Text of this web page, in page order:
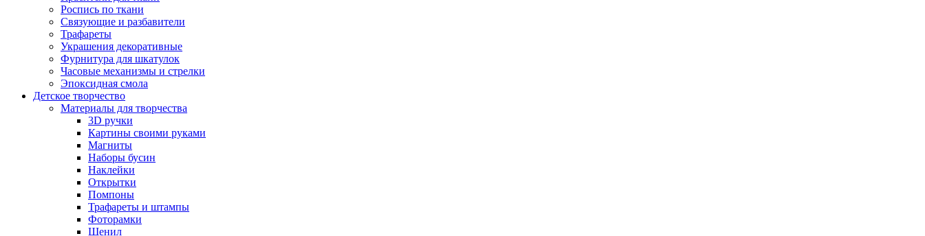
Роспись по ткани
Связующие и разбавители
Трафареты
Украшения декоративные
Фурнитура для шкатулок
Часовые механизмы и стрелки
Эпоксидная смола
Детское творчество
Материалы для творчества
3D ручки
Картины своими руками
Магниты
Наборы бусин
Наклейки
Открытки
Помпоны
Трафареты и штампы
Фоторамки
Шенил